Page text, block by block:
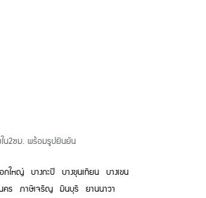
ใน2ชม. พร้อมรูปยืนยัน
กใหญ่ บางกะปิ บางขุนเทียน บางเขน
คร ภาษีเจริญ มีนบุรี ยานนาวา